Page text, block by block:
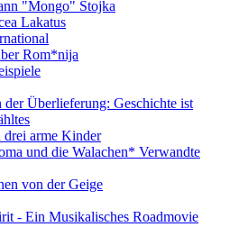
"Mongo" Stojka
Lakatus
Rom*nija
der Überlieferung: Geschichte ist
drei arme Kinder
und die Walachen* Verwandte
von der Geige
- Ein Musikalisches Roadmovie